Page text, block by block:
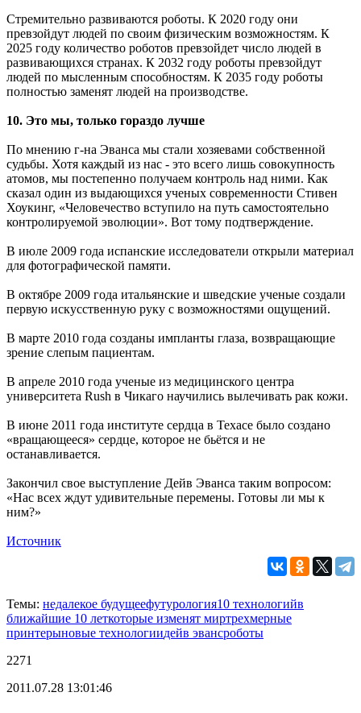
Стремительно развиваются роботы. К 2020 году они
превзойдут людей по своим физическим возможностям. К
2025 году количество роботов превзойдет число людей в
развивающихся странах. К 2032 году роботы превзойдут
людей по мысленным способностям. К 2035 году роботы
полностью заменят людей на производстве.
10. Это мы, только гораздо лучше
По мнению г-на Эванса мы стали хозяевами собственной
судьбы. Хотя каждый из нас - это всего лишь совокупность
атомов, мы постепенно получаем контроль над ними. Как
сказал один из выдающихся ученых современности Стивен
Хоукинг, «Человечество вступило на путь самостоятельно
контролируемой эволюции». Вот тому подтверждение.
В июле 2009 года испанские исследователи открыли материал
для фотографической памяти.
В октябре 2009 года итальянские и шведские ученые создали
первую искусственную руку с возможностями ощущений.
В марте 2010 года созданы импланты глаза, возвращающие
зрение слепым пациентам.
В апреле 2010 года ученые из медицинского центра
университета Rush в Чикаго научились вылечивать рак кожи.
В июне 2011 года институте сердца в Техасе было создано
«вращающееся» сердце, которое не бьётся и не
останавливается.
Закончил свое выступление Дейв Эванса таким вопросом:
«Нас всех ждут удивительные перемены. Готовы ли мы к
ним?»
Источник
Темы: недалекое будущеефутурология10 технологийв
ближайшие 10 леткоторые изменят миртрехмерные
принтерыновые технологиидейв эвансроботы
2271
2011.07.28 13:01:46